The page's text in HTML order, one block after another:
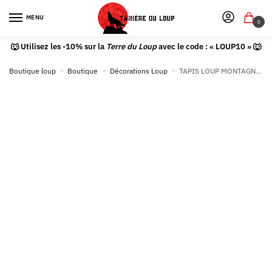
MENU
0
🐺 Utilisez les -10% sur la Terre du Loupavec le code : « LOUP10 » 🐺
Boutique loup » Boutique » Décorations Loup » TAPIS LOUP MONTAGNES ENNEIGÉES